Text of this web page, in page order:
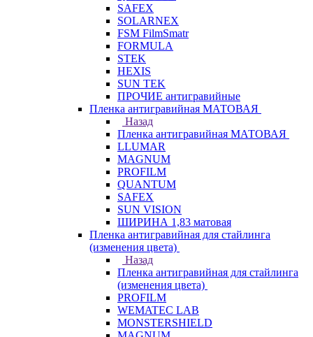
SAFEX
SOLARNEX
FSM FilmSmatr
FORMULA
STEK
HEXIS
SUN TEK
ПРОЧИЕ антигравийные
Пленка антигравийная МАТОВАЯ
Назад
Пленка антигравийная МАТОВАЯ
LLUMAR
MAGNUM
PROFILM
QUANTUM
SAFEX
SUN VISION
ШИРИНА 1,83 матовая
Пленка антигравийная для стайлинга
(изменения цвета)
Назад
Пленка антигравийная для стайлинга
(изменения цвета)
PROFILM
WEMATEC LAB
MONSTERSHIELD